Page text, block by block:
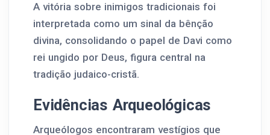
A vitória sobre inimigos tradicionais foi
interpretada como um sinal da bênção
divina, consolidando o papel de Davi como
rei ungido por Deus, figura central na
tradição judaico-cristã.
Evidências Arqueológicas
Arqueólogos encontraram vestígios que